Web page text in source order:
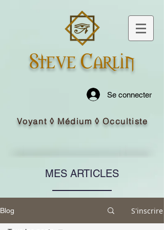
Steve Carlin
Se connecter
Voyant ◊ Médium ◊ Occultiste
MES ARTICLES
Blog S'inscrire